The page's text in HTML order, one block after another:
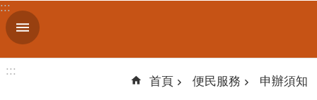
跳到主要內容區塊
進
階
:::
:::
首頁 便民服務 申辦須知